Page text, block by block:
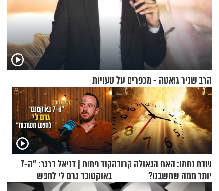
הרב שניר גואטה - מכפרים על טעויות
שבת נחמו: האם הגאולה קרובה
יותר ממה שחשבנו?
קוד פתוח | דניאל ברגר: "ה-7
באוקטובר גרם לי לחפש
תשובות"